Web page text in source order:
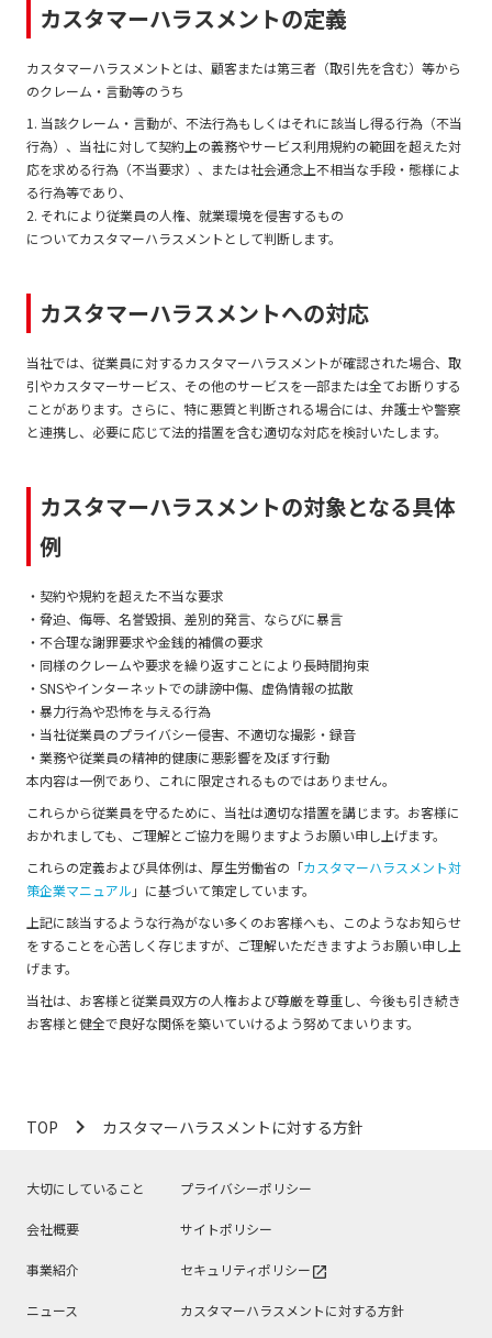
カスタマーハラスメントの定義
カスタマーハラスメントとは、顧客または第三者（取引先を含む）等から
のクレーム・言動等のうち
1. 当該クレーム・言動が、不法行為もしくはそれに該当し得る行為（不当
行為）、当社に対して契約上の義務やサービス利用規約の範囲を超えた対
応を求める行為（不当要求）、または社会通念上不相当な手段・態様によ
る行為等であり、
2. それにより従業員の人権、就業環境を侵害するもの
についてカスタマーハラスメントとして判断します。
カスタマーハラスメントへの対応
当社では、従業員に対するカスタマーハラスメントが確認された場合、取
引やカスタマーサービス、その他のサービスを一部または全てお断りする
ことがあります。さらに、特に悪質と判断される場合には、弁護士や警察
と連携し、必要に応じて法的措置を含む適切な対応を検討いたします。
カスタマーハラスメントの対象となる具体
例
・契約や規約を超えた不当な要求
・脅迫、侮辱、名誉毀損、差別的発言、ならびに暴言
・不合理な謝罪要求や金銭的補償の要求
・同様のクレームや要求を繰り返すことにより長時間拘束
・SNSやインターネットでの誹謗中傷、虚偽情報の拡散
・暴力行為や恐怖を与える行為
・当社従業員のプライバシー侵害、不適切な撮影・録音
・業務や従業員の精神的健康に悪影響を及ぼす行動
本内容は一例であり、これに限定されるものではありません。
これらから従業員を守るために、当社は適切な措置を講じます。お客様に
おかれましても、ご理解とご協力を賜りますようお願い申し上げます。
これらの定義および具体例は、厚生労働省の「カスタマーハラスメント対
策企業マニュアル 」に基づいて策定しています。
上記に該当するような行為がない多くのお客様へも、このようなお知らせ
をすることを心苦しく存じますが、ご理解いただきますようお願い申し上
げます。
当社は、お客様と従業員双方の人権および尊厳を尊重し、今後も引き続き
お客様と健全で良好な関係を築いていけるよう努めてまいります。
TOP navigate_next カスタマーハラスメントに対する方針
大切にしていること
会社概要
事業紹介
ニュース
プライバシーポリシー
サイトポリシー
セキュリティポリシーopen_in_new
カスタマーハラスメントに対する方針